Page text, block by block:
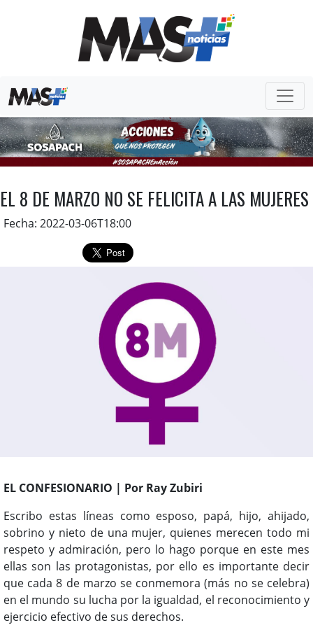
EL 8 DE MARZO NO SE FELICITA A LAS MUJERES
Fecha: 2022-03-06T18:00
EL CONFESIONARIO | Por Ray Zubiri
Escribo estas líneas como esposo, papá, hijo, ahijado,
sobrino y nieto de una mujer, quienes merecen todo mi
respeto y admiración, pero lo hago porque en este mes
ellas son las protagonistas, por ello es importante decir
que cada 8 de marzo se conmemora (más no se celebra)
en el mundo su lucha por la igualdad, el reconocimiento y
ejercicio efectivo de sus derechos.